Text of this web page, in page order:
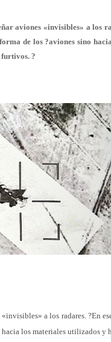
aviones «invisibles» a los
de los ?aviones sino
furtivos. ?
a los radares. ?En
los materiales utilizados